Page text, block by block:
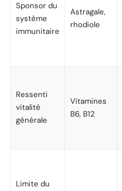
Sponsor du
système
immunitaire
Astragale,
rhodiole
Ressenti
vitalité
générale
Vitamines
B6, B12
Limite du